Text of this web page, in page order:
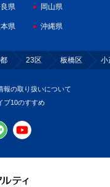
県 岡山県
県 沖縄県
23区 板橋区 小
報の取り扱いについて
ブ10のすすめ